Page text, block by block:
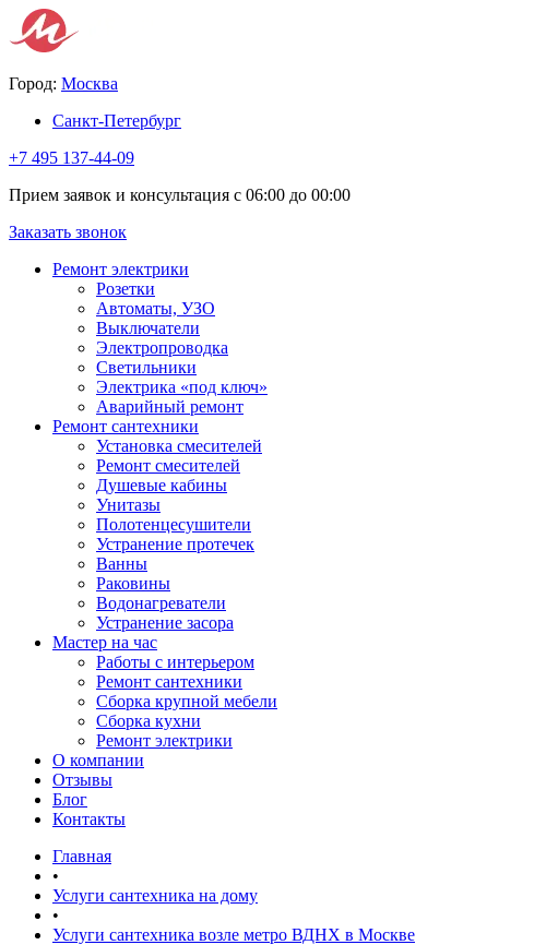
Город: Москва
Санкт-Петербург
+7 495 137-44-09
Прием заявок и консультация с 06:00 до 00:00
Заказать звонок
Ремонт электрики
Розетки
Автоматы, УЗО
Выключатели
Электропроводка
Светильники
Электрика «под ключ»
Аварийный ремонт
Ремонт сантехники
Установка смесителей
Ремонт смесителей
Душевые кабины
Унитазы
Полотенцесушители
Устранение протечек
Ванны
Раковины
Водонагреватели
Устранение засора
Мастер на час
Работы с интерьером
Ремонт сантехники
Сборка крупной мебели
Сборка кухни
Ремонт электрики
О компании
Отзывы
Блог
Контакты
Главная
•
Услуги сантехника на дому
•
Услуги сантехника возле метро ВДНХ в Москве